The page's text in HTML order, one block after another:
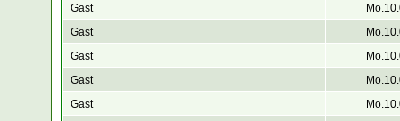
Gast
Gast
Gast
Gast
Gast